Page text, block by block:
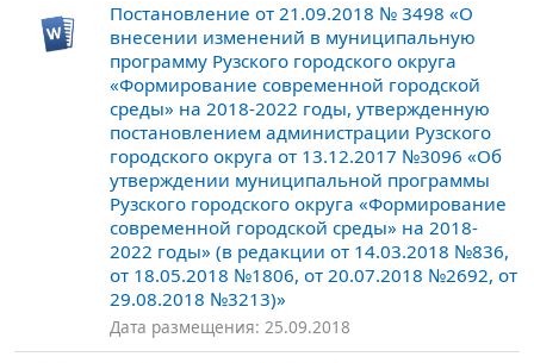
Постановление от 21.09.2018 № 3498 «О
внесении изменений в муниципальную
программу Рузского городского округа
«Формирование современной городской
среды» на 2018-2022 годы, утвержденную
постановлением администрации Рузского
городского округа от 13.12.2017 №3096 «Об
утверждении муниципальной программы
Рузского городского округа «Формирование
современной городской среды» на 2018-
2022 годы» (в редакции от 14.03.2018 №836,
от 18.05.2018 №1806, от 20.07.2018 №2692, от
29.08.2018 №3213)»
Дата размещения: 25.09.2018